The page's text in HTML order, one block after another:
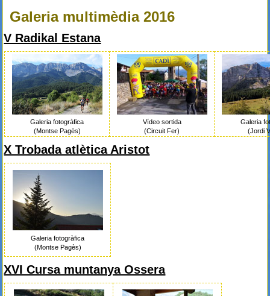
Galeria multimèdia 2016
V Radikal Estana
Galeria fotogràfica
(Montse Pagès)
Vídeo sortida
(Circuit Fer)
Galeria
(Jordi
X Trobada atlètica Aristot
Galeria fotogràfica
(Montse Pagès)
XVI Cursa muntanya Ossera